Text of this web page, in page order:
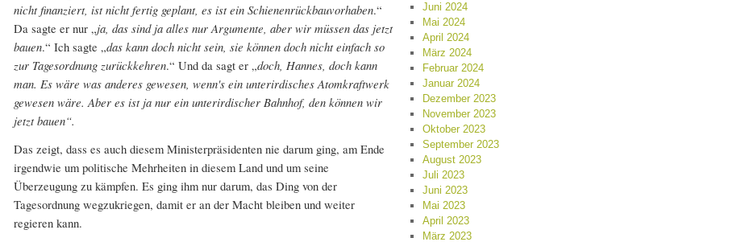
nicht finanziert, ist nicht fertig geplant, es ist ein Schienenrückbauvorhaben.“
Da sagte er nur „ja, das sind ja alles nur Argumente, aber wir müssen das jetzt
bauen.“ Ich sagte „das kann doch nicht sein, sie können doch nicht einfach so
zur Tagesordnung zurückkehren.“ Und da sagt er „doch, Hannes, doch kann
man. Es wäre was anderes gewesen, wenn's ein unterirdisches Atomkraftwerk
gewesen wäre. Aber es ist ja nur ein unterirdischer Bahnhof, den können wir
jetzt bauen“.
Das zeigt, dass es auch diesem Ministerpräsidenten nie darum ging, am Ende
irgendwie um politische Mehrheiten in diesem Land und um seine
Überzeugung zu kämpfen. Es ging ihm nur darum, das Ding von der
Tagesordnung wegzukriegen, damit er an der Macht bleiben und weiter
regieren kann.
Juni 2024
Mai 2024
April 2024
März 2024
Februar 2024
Januar 2024
Dezember 2023
November 2023
Oktober 2023
September 2023
August 2023
Juli 2023
Juni 2023
Mai 2023
April 2023
März 2023